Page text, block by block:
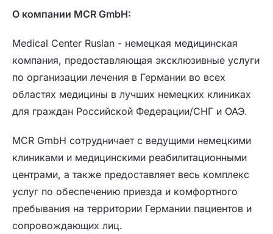
О компании MCR GmbH:
Medical Center Ruslan - немецкая медицинская
компания, предоставляющая эксклюзивные услуги
по организации лечения в Германии во всех
областях медицины в лучших немецких клиниках
для граждан Российской Федерации/СНГ и ОАЭ.
MCR GmbH сотрудничает с ведущими немецкими
клиниками и медицинскими реабилитационными
центрами, а также предоставляет весь комплекс
услуг по обеспечению приезда и комфортного
пребывания на территории Германии пациентов и
сопровождающих лиц.